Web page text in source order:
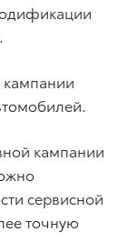
кампании
кампании
сервисной
точную